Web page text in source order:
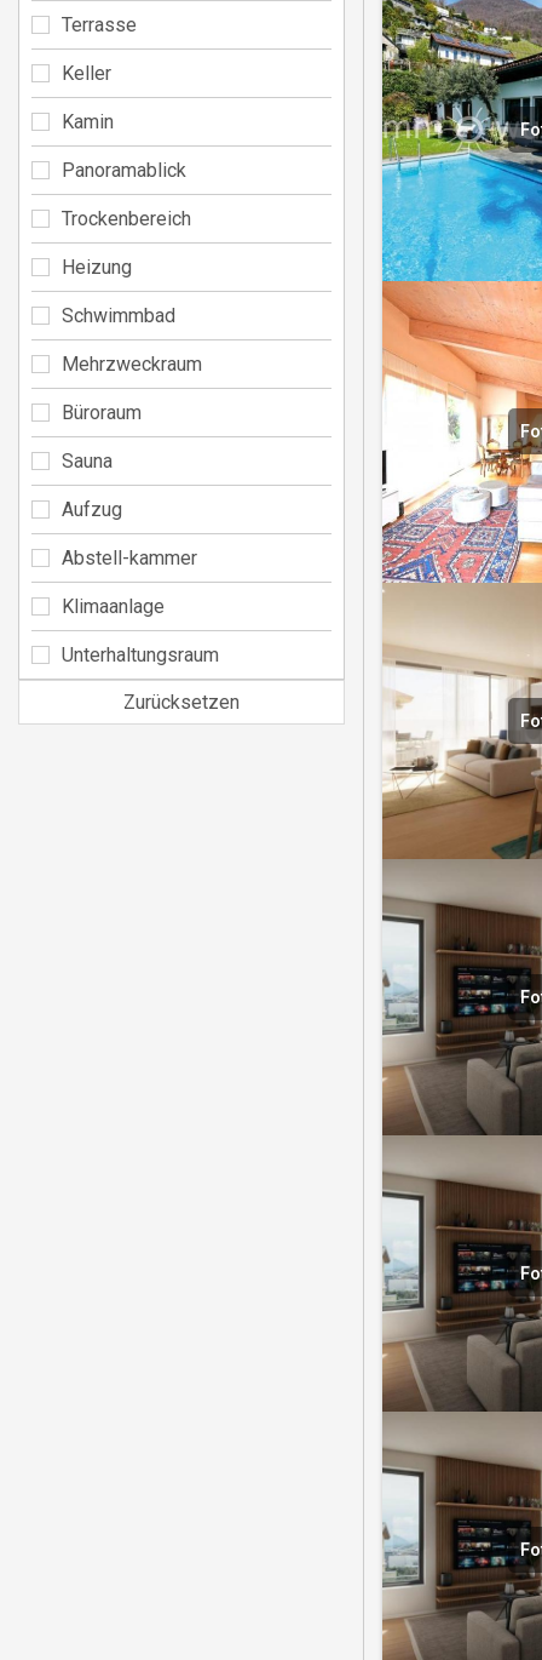
Terrasse
Keller
Kamin
Panoramablick
Trockenbereich
Heizung
Schwimmbad
Mehrzweckraum
Büroraum
Sauna
Aufzug
Abstell-kammer
Klimaanlage
Unterhaltungsraum
Zurücksetzen